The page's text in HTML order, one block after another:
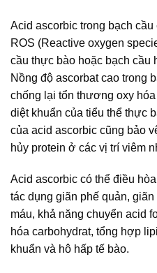
Acid ascorbic trong bạch
ROS (Reactive oxygen
cầu thực bào hoặc bạch cầu
Nồng độ ascorbat cao trong
chống lại tổn thương oxy
diệt khuẩn của tiểu thể thực
của acid ascorbic cũng bảo
hủy protein ở các vị trí viêm
Acid ascorbic có thể điều
tác dụng giãn phế quản,
máu, khả năng chuyển acid
hóa carbohydrat, tổng hợp
khuẩn và hô hấp tế bào.